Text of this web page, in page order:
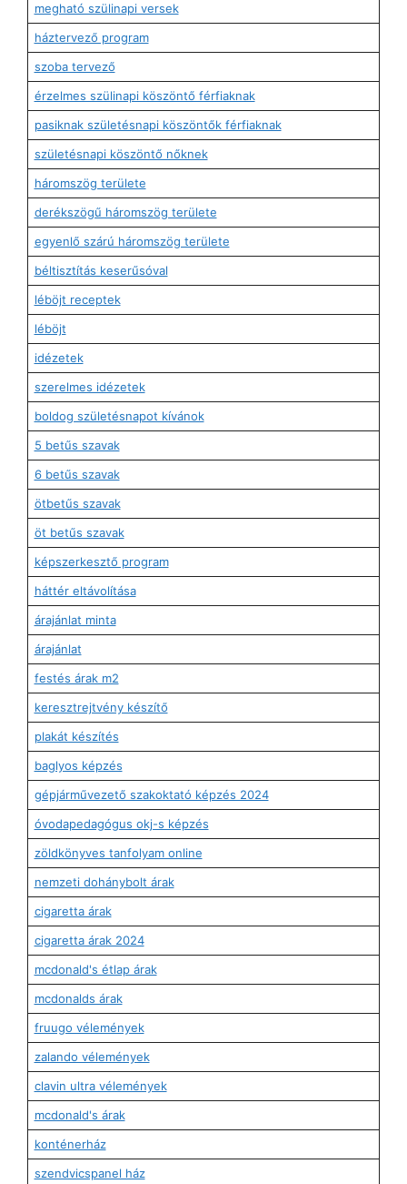
megható szülinapi versek
háztervező program
szoba tervező
érzelmes szülinapi köszöntő férfiaknak
pasiknak születésnapi köszöntők férfiaknak
születésnapi köszöntő nőknek
háromszög területe
derékszögű háromszög területe
egyenlő szárú háromszög területe
béltisztítás keserűsóval
léböjt receptek
léböjt
idézetek
szerelmes idézetek
boldog születésnapot kívánok
5 betűs szavak
6 betűs szavak
ötbetűs szavak
öt betűs szavak
képszerkesztő program
háttér eltávolítása
árajánlat minta
árajánlat
festés árak m2
keresztrejtvény készítő
plakát készítés
baglyos képzés
gépjárművezető szakoktató képzés 2024
óvodapedagógus okj-s képzés
zöldkönyves tanfolyam online
nemzeti dohánybolt árak
cigaretta árak
cigaretta árak 2024
mcdonald's étlap árak
mcdonalds árak
fruugo vélemények
zalando vélemények
clavin ultra vélemények
mcdonald's árak
konténerház
szendvicspanel ház